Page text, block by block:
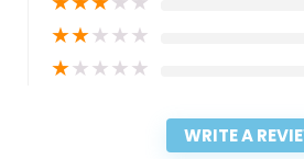
★★★★★
★★★★★
WRITE A